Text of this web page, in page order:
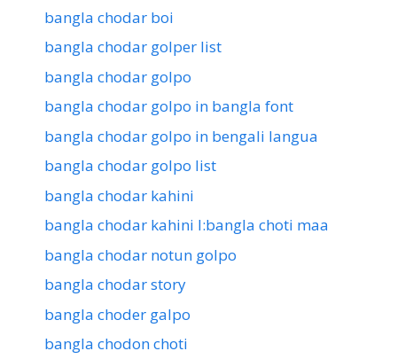
bangla chodar boi
bangla chodar golper list
bangla chodar golpo
bangla chodar golpo in bangla font
bangla chodar golpo in bengali langua
bangla chodar golpo list
bangla chodar kahini
bangla chodar kahini l:bangla choti maa
bangla chodar notun golpo
bangla chodar story
bangla choder galpo
bangla chodon choti